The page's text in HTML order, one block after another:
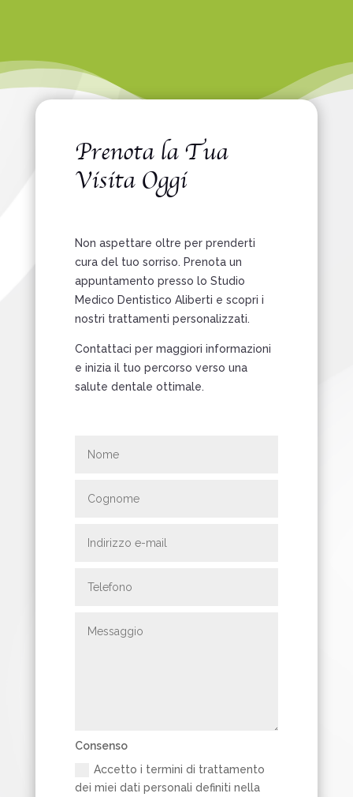
Prenota la Tua
Visita Oggi
Non aspettare oltre per prenderti
cura del tuo sorriso. Prenota un
appuntamento presso lo Studio
Medico Dentistico Aliberti e scopri i
nostri trattamenti personalizzati.
Contattaci per maggiori informazioni
e inizia il tuo percorso verso una
salute dentale ottimale.
Consenso
Accetto i termini di trattamento
dei miei dati personali definiti nella